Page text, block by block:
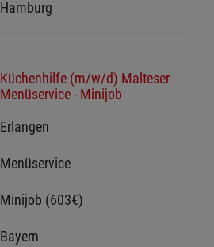
Hamburg
Küchenhilfe (m/w/d) Malteser
Menüservice - Minijob
Erlangen
Menüservice
Minijob (603€)
Bayern